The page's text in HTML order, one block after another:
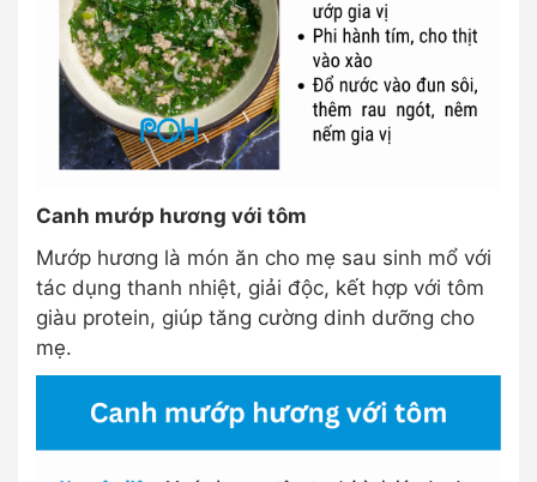
Canh mướp hương với tôm
Mướp hương là món ăn cho mẹ sau sinh mổ với
tác dụng thanh nhiệt, giải độc, kết hợp với tôm
giàu protein, giúp tăng cường dinh dưỡng cho
mẹ.